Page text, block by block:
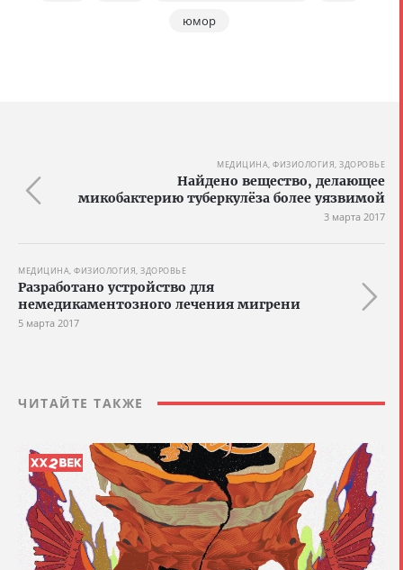
юмор
МЕДИЦИНА, ФИЗИОЛОГИЯ, ЗДОРОВЬЕ
Найдено вещество, делающее
микобактерию туберкулёза более уязвимой
3 марта 2017
МЕДИЦИНА, ФИЗИОЛОГИЯ, ЗДОРОВЬЕ
Разработано устройство для
немедикаментозного лечения мигрени
5 марта 2017
ЧИТАЙТЕ ТАКЖЕ